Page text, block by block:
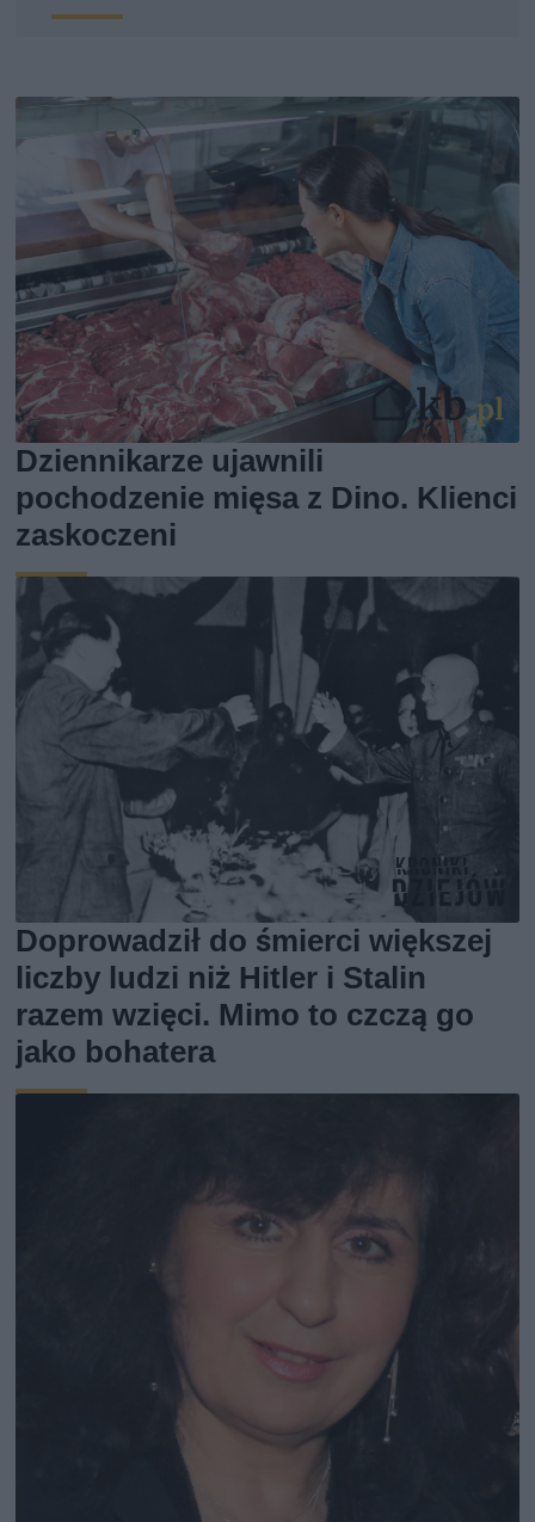
Dziennikarze ujawnili
pochodzenie mięsa z Dino. Klienci
zaskoczeni
Doprowadził do śmierci większej
liczby ludzi niż Hitler i Stalin
razem wzięci. Mimo to czczą go
jako bohatera